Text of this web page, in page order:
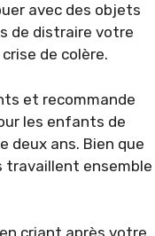
avec des objets
de distraire votre
de colère.
et recommande
les enfants de
deux ans. Bien que
travaillent ensemble